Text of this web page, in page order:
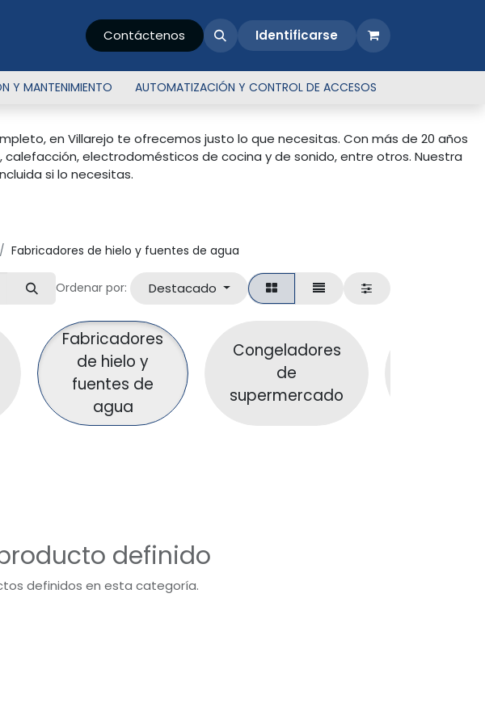
Sobre nosotros
Contáctenos Identificarse
Y MANTENIMIENTO AUTOMATIZACIÓN Y CONTROL DE ACCESOS
en Villarejo te ofrecemos justo lo que necesitas. Con más de 20 años
electrodomésticos de cocina y de sonido, entre otros. Nuestra
si lo necesitas.
Fabricadores de hielo y fuentes de agua
Ordenar por: Destacado
Fabricadores
de hielo y
fuentes de
agua
Congeladores
de
supermercado
definido
definidos en esta categoría.